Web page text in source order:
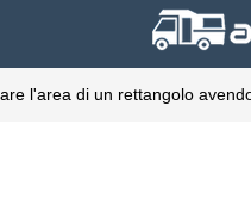
l'area di un rettangolo